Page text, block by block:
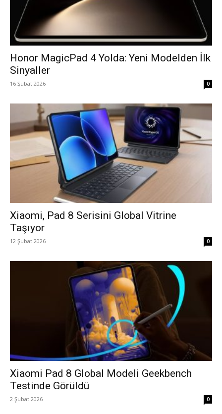
Honor MagicPad 4 Yolda: Yeni Modelden İlk
Sinyaller
16 Şubat 2026 0
Xiaomi, Pad 8 Serisini Global Vitrine
Taşıyor
12 Şubat 2026 0
Xiaomi Pad 8 Global Modeli Geekbench
Testinde Görüldü
2 Şubat 2026 0